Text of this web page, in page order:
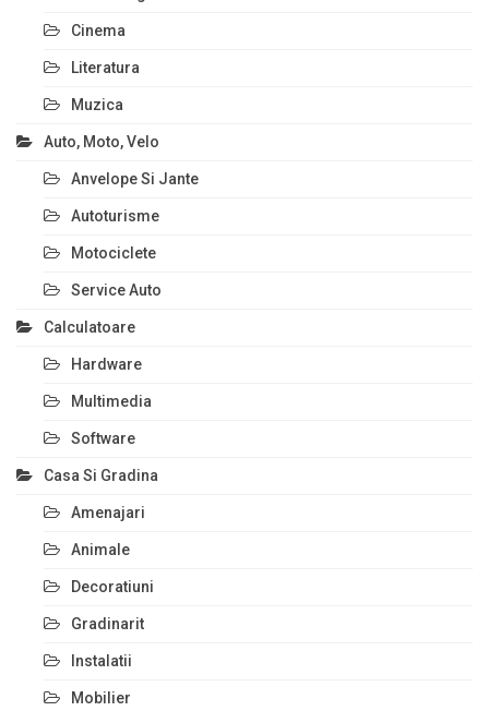
Cinema
Literatura
Muzica
Auto, Moto, Velo
Anvelope Si Jante
Autoturisme
Motociclete
Service Auto
Calculatoare
Hardware
Multimedia
Software
Casa Si Gradina
Amenajari
Animale
Decoratiuni
Gradinarit
Instalatii
Mobilier